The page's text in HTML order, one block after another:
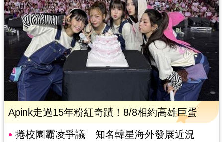
Apink走過15年粉紅奇蹟！8/8相約高雄巨蛋
捲校園霸凌爭議 知名韓星海外發展近況